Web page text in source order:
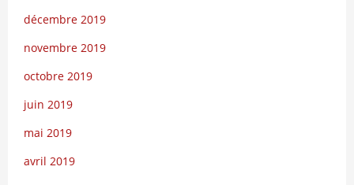
décembre 2019
novembre 2019
octobre 2019
juin 2019
mai 2019
avril 2019